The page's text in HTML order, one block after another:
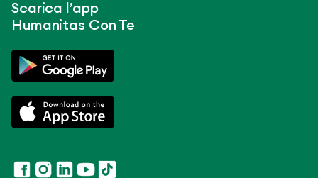
Scarica l’app
Humanitas Con Te